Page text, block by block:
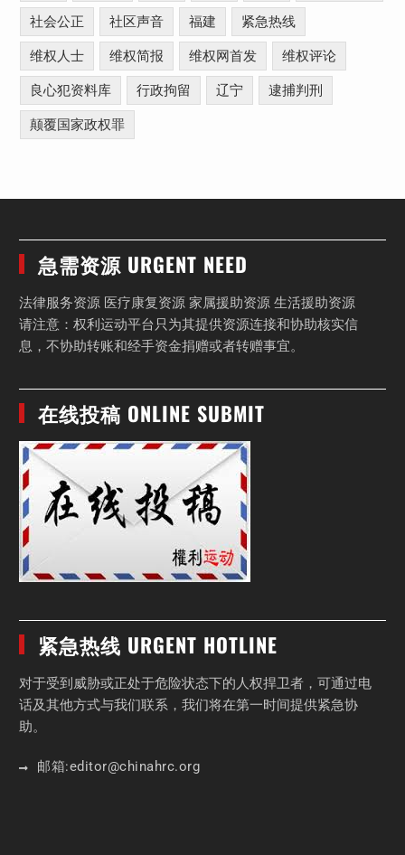
社会公正 社区声音 福建 紧急热线
维权人士 维权简报 维权网首发 维权评论
良心犯资料库 行政拘留 辽宁 逮捕判刑
颠覆国家政权罪
急需资源 URGENT NEED
法律服务资源 医疗康复资源 家属援助资源 生活援助资源
请注意：权利运动平台只为其提供资源连接和协助核实信
息，不协助转账和经手资金捐赠或者转赠事宜。
在线投稿 ONLINE SUBMIT
紧急热线 URGENT HOTLINE
对于受到威胁或正处于危险状态下的人权捍卫者，可通过电
话及其他方式与我们联系，我们将在第一时间提供紧急协
助。
邮箱:editor@chinahrc.org